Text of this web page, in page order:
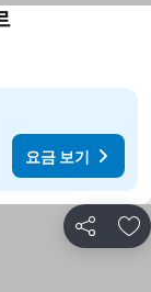
요금 보기
요금 보기
공유 즐